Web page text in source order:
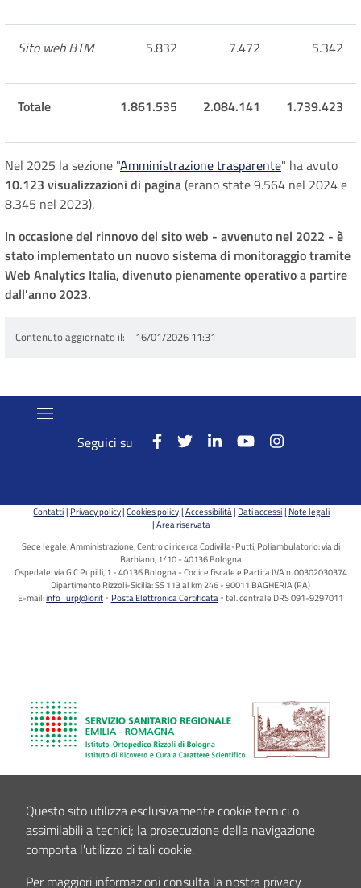
Sito web BTM 5.832 7.472 5.342
Totale 1.861.535 2.084.141 1.739.423
Nel 2025 la sezione "Amministrazione trasparente" ha avuto
10.123 visualizzazioni di pagina(erano state 9.564 nel 2024 e
8.345 nel 2023).
In occasione del rinnovo del sito web - avvenuto nel 2022 - è
stato implementato un nuovo sistema di monitoraggio tramite
Web Analytics Italia, divenuto pienamente operativo a partire
dall'anno 2023.
Contenuto aggiornato il 16/01/2026 11:31
Seguici su
Contatti Privacy policy Cookies policy Accessibilità Dati accessi Note legali
Area riservata
Sede legale, Amministrazione, Centro di ricerca Codivilla-Putti, Poliambulatorio: via di
Barbiano, 1/10 - 40136 Bologna
Ospedale: via G.C.Pupilli, 1 - 40136 Bologna - Codice fiscale e Partita IVA n. 00302030374
Dipartimento Rizzoli-Sicilia: SS 113 al km 246 - 90011 BAGHERIA (PA)
E-mail:info_urp@ior.it Posta Elettronica Certificata tel. centrale DRS 091-9297011
Questo sito utilizza esclusivamente cookie tecnici o
assimilabili a tecnici; la prosecuzione della navigazione
comporta l'utilizzo di tali cookie.
Per maggiori informazioni consulta la nostra privacy